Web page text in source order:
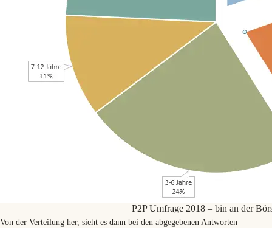
P2P Umfrage 2018 – bin an der
Von der Verteilung her, sieht es dann bei den abgegebenen Antworten